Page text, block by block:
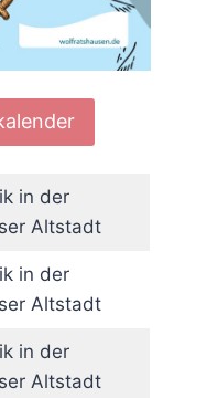
in der
Altstadt
in der
Altstadt
in der
Altstadt